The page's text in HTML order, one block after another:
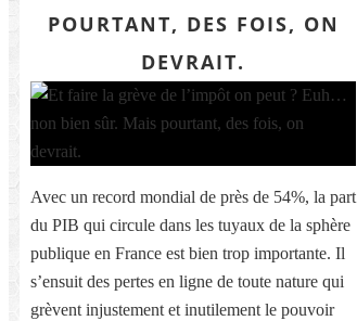
POURTANT, DES FOIS, ON
DEVRAIT.
Avec un record mondial de près de 54%, la part
du PIB qui circule dans les tuyaux de la sphère
publique en France est bien trop importante. Il
s’ensuit des pertes en ligne de toute nature qui
grèvent injustement et inutilement le pouvoir